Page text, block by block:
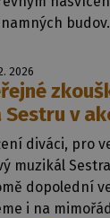
budov.
2026
Sestru v
diváci, pro
muzikál
dopolední
i na